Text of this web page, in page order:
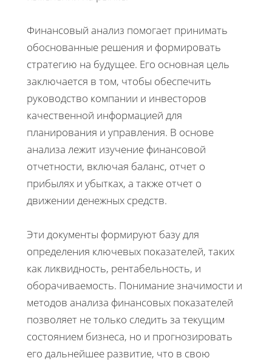
Финансовый анализ помогает принимать
обоснованные решения и формировать
стратегию на будущее. Его основная цель
заключается в том, чтобы обеспечить
руководство компании и инвесторов
качественной информацией для
планирования и управления. В основе
анализа лежит изучение финансовой
отчетности, включая баланс, отчет о
прибылях и убытках, а также отчет о
движении денежных средств.
Эти документы формируют базу для
определения ключевых показателей, таких
как ликвидность, рентабельность, и
оборачиваемость. Понимание значимости и
методов анализа финансовых показателей
позволяет не только следить за текущим
состоянием бизнеса, но и прогнозировать
его дальнейшее развитие, что в свою